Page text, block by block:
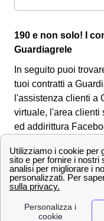
190 e non solo! I
Guardiagrele
In seguito puoi
tuoi contratti a
l'assistenza clienti a
virtuale, l'area clienti
ed addirittura
Contatti utili di
Numeri Verdi
I cittadini guardiesi,
aver sottoscritto un
cui siano sul punto